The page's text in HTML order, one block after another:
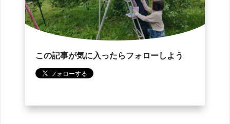
この記事が気に入ったらフォローしよう